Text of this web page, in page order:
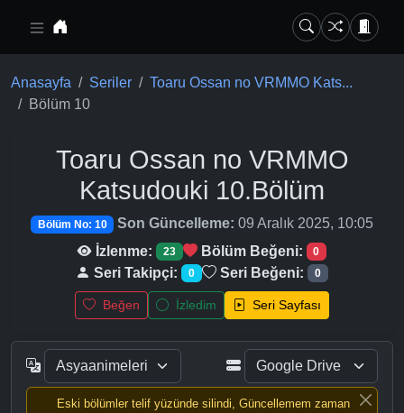
Anasayfa Seriler
Toaru Ossan no VRMMO Kats...
Bölüm 10
Toaru Ossan no VRMMO
Katsudouki 10.Bölüm
Bölüm No: 10 Son Güncelleme: 09 Aralık 2025, 10:05
İzlenme:
23 Bölüm Beğeni: 0
Seri Takipçi: 0 Seri Beğeni: 0
Beğen İzledim Seri Sayfası
Eski bölümler telif yüzünde silindi, Güncellemem zaman